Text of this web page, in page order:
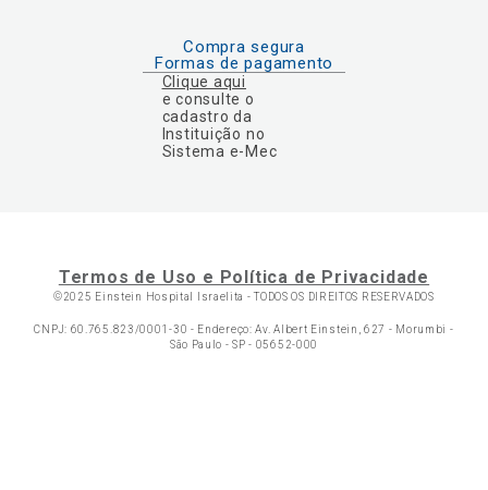
Compra segura
Formas de pagamento
Clique aqui
e consulte o
cadastro da
Instituição no
Sistema e-Mec
Termos de Uso e Política de Privacidade
©2025 Einstein Hospital Israelita -TODOS OS DIREITOS RESERVADOS
CNPJ: 60.765.823/0001-30 - Endereço: Av. Albert Einstein, 627 - Morumbi -
São Paulo - SP - 05652-000